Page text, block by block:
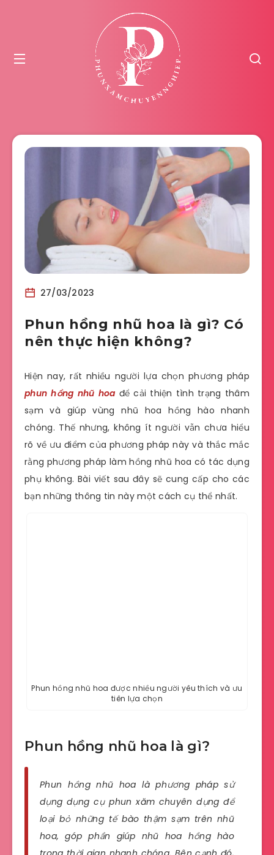
27/03/2023
Phun hồng nhũ hoa là gì? Có
nên thực hiện không?
Hiện nay, rất nhiều người lựa chọn phương pháp
phun hồng nhũ hoa để cải thiện tình trạng thâm
sạm và giúp vùng nhũ hoa hồng hào nhanh
chóng. Thế nhưng, không ít người vẫn chưa hiểu
rõ về ưu điểm của phương pháp này và thắc mắc
rằng phương pháp làm hồng nhũ hoa có tác dụng
phụ không. Bài viết sau đây sẽ cung cấp cho các
bạn những thông tin này một cách cụ thể nhất.
Phun hồng nhũ hoa được nhiều người yêu thích và ưu
tiên lựa chọn
Phun hồng nhũ hoa là gì?
Phun hồng nhũ hoa là phương pháp sử
dụng dụng cụ phun xăm chuyên dụng để
loại bỏ những tế bào thậm sạm trên nhũ
hoa, góp phần giúp nhũ hoa hồng hào